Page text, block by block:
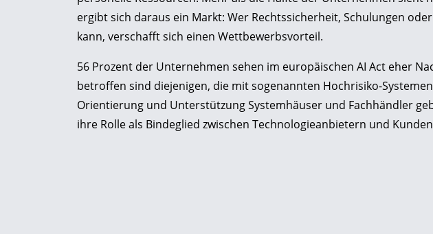
ergibt sich daraus ein Markt: Wer Rechtssicherheit, Schulungen
kann, verschafft sich einen Wettbewerbsvorteil.
56 Prozent der Unternehmen sehen im europäischen AI Act eher
betroffen sind diejenigen, die mit sogenannten Hochrisiko-
Orientierung und Unterstützung Systemhäuser und Fachhändler
ihre Rolle als Bindeglied zwischen Technologieanbietern und